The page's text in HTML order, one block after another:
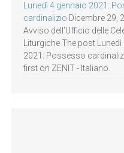
Lunedì 4 gennaio 2021:
cardinalizio Dicembre 29,
Avviso dell’Ufficio delle
Liturgiche The post
2021: Possesso
first on ZENIT - Italiano.